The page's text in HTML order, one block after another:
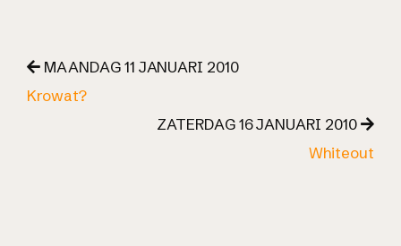
MAANDAG 11 JANUARI 2010
Krowat?
ZATERDAG 16 JANUARI 2010
Whiteout